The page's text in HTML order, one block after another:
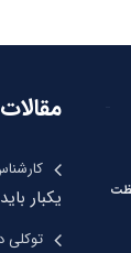
یکبار
توکلی